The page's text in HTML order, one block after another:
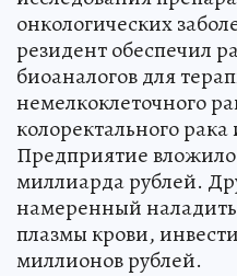
онкологических
резидент обеспечил
биоаналогов для
немелкоклеточного
колоректального
Предприятие вложило
миллиарда рублей.
намеренный
плазмы крови,
миллионов рублей.